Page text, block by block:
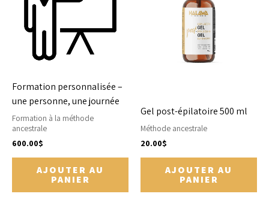
Formation personnalisée –
une personne, une journée
Formation à la méthode
ancestrale
600.00$
AJOUTER AU
PANIER
Gel post-épilatoire 500 ml
Méthode ancestrale
20.00$
AJOUTER AU
PANIER